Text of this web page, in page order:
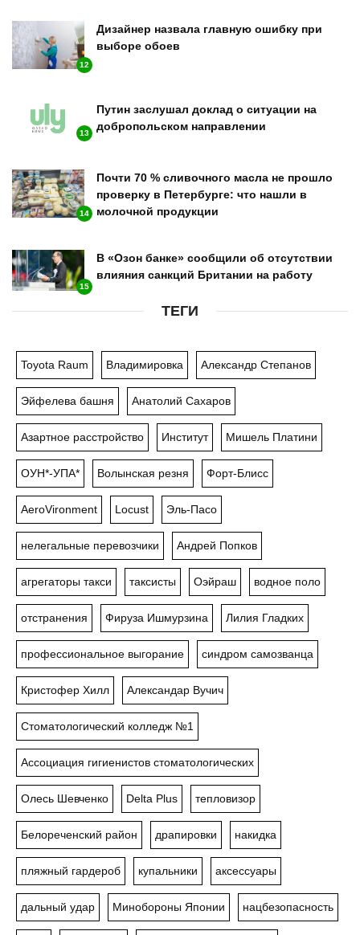
12
Дизайнер назвала главную ошибку при
выборе обоев
13
Путин заслушал доклад о ситуации на
добропольском направлении
14
Почти 70 % сливочного масла не прошло
проверку в Петербурге: что нашли в
молочной продукции
15
В «Озон банке» сообщили об отсутствии
влияния санкций Британии на работу
ТЕГИ
Toyota Raum Владимировка Александр Степанов
Эйфелева башня Анатолий Сахаров
Азартное расстройство Институт Мишель Платини
ОУН*-УПА* Волынская резня Форт-Блисс
AeroVironment Locust Эль-Пасо
нелегальные перевозчики Андрей Попков
агрегаторы такси таксисты Оэйраш водное поло
отстранения Фируза Ишмурзина Лилия Гладких
профессиональное выгорание синдром самозванца
Кристофер Хилл Александар Вучич
Стоматологический колледж №1
Ассоциация гигиенистов стоматологических
Олесь Шевченко Delta Plus тепловизор
Белореченский район драпировки накидка
пляжный гардероб купальники аксессуары
дальный удар Минобороны Японии нацбезопасность